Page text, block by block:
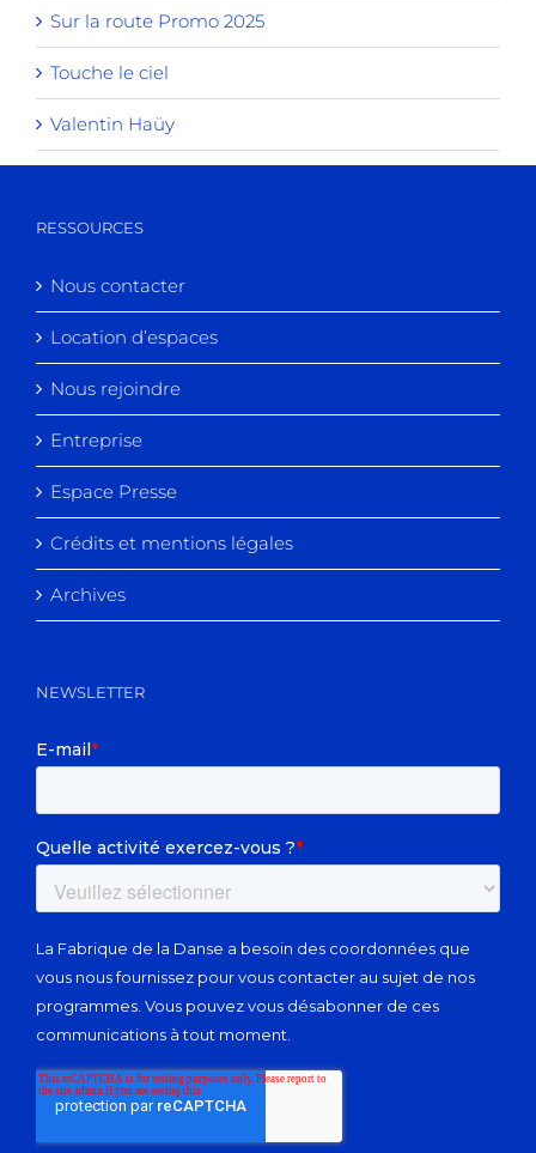
Sur la route Promo 2025
Touche le ciel
Valentin Haüy
RESSOURCES
Nous contacter
Location d’espaces
Nous rejoindre
Entreprise
Espace Presse
Crédits et mentions légales
Archives
NEWSLETTER